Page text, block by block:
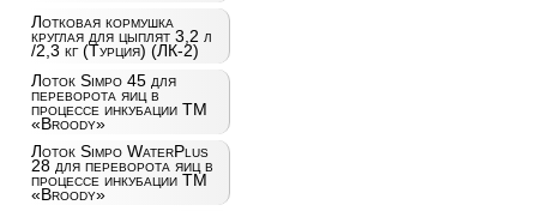
Лотковая кормушка
круглая для цыплят 3,2 л
/2,3 кг (Турция) (ЛК-2)
Лоток Simpo 45 для
переворота яиц в
процессе инкубации ТМ
«Broody»
Лоток Simpo WaterPlus
28 для переворота яиц в
процессе инкубации ТМ
«Broody»